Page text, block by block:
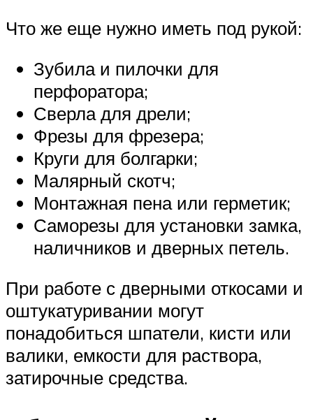
Что же еще нужно иметь под рукой:
Зубила и пилочки для
перфоратора;
Сверла для дрели;
Фрезы для фрезера;
Круги для болгарки;
Малярный скотч;
Монтажная пена или герметик;
Саморезы для установки замка,
наличников и дверных петель.
При работе с дверными откосами и
оштукатуривании могут
понадобиться шпатели, кисти или
валики, емкости для раствора,
затирочные средства.